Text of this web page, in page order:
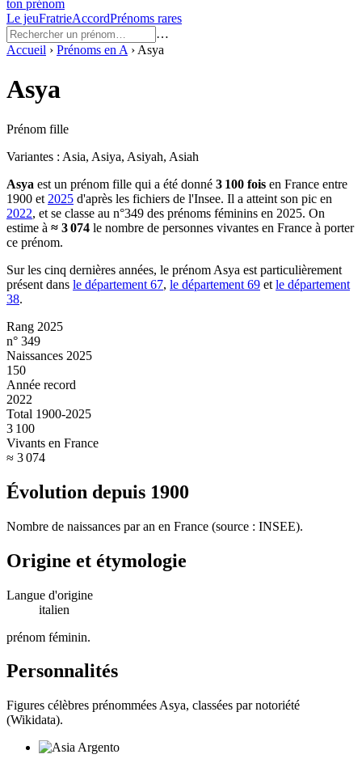
ton prénom
Le jeuFratrieAccordPrénoms rares
…
Accueil › Prénoms en A › Asya
Asya
Prénom fille
Variantes : Asia, Asiya, Asiyah, Asiah
Asya est un prénom fille qui a été donné 3 100 fois en France entre
1900 et 2025 d'après les fichiers de l'Insee. Il a atteint son pic en
2022, et se classe au n°349 des prénoms féminins en 2025. On
estime à ≈ 3 074 le nombre de personnes vivantes en France à porter
ce prénom.
Sur les cinq dernières années, le prénom Asya est particulièrement
présent dans le département 67, le département 69 et le département
38.
Rang 2025
n° 349
Naissances 2025
150
Année record
2022
Total 1900-2025
3 100
Vivants en France
≈ 3 074
Évolution depuis 1900
Nombre de naissances par an en France (source : INSEE).
Origine et étymologie
Langue d'origine
italien
prénom féminin.
Personnalités
Figures célèbres prénommées Asya, classées par notoriété
(Wikidata).